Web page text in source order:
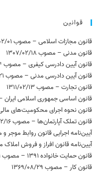
قوانین
قانون مجازات اسلامی – مصوب 1392/02/01
قانون مدنی – مصوب 1307/02/18
قانون آیین دادرسی کیفری – مصوب 1392/12/04
قانون آیین دادرسی مدنی – مصوب 1379/01/21
قانون تجارت – مصوب 1311/02/13
قانون اساسی جمهوری اسلامی ایران – مصوب
قانون نحوه اجرای محکومیت‌های مالی –
قانون تملک آپارتمان‌ها – مصوب 1343/12/16
آیین‌نامه اجرایی قانون روابط موجر و مستاجر 1376 –
آیین‌نامه قانون افراز و فروش املاک مشاع
قانون حمایت خانواده 1391 – مصوب 1391/12/01
قانون کار – مصوب 1369/08/29